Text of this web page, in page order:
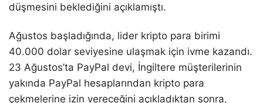
düşmesini beklediğini açıklamıştı.
Ağustos başladığında, lider kripto para birimi
40.000 dolar seviyesine ulaşmak için ivme kazandı.
23 Ağustos’ta PayPal devi, İngiltere müşterilerinin
yakında PayPal hesaplarından kripto para
çekmelerine izin vereceğini açıkladıktan sonra,